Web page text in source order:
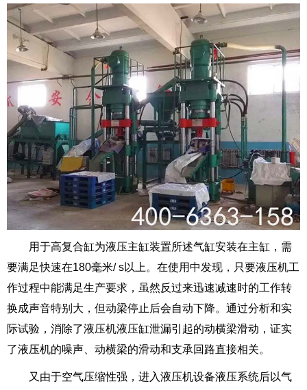
用于高复合缸为液压主缸装置所述气缸安装在主缸，需
要满足快速在180毫米/ s以上。在使用中发现，只要液压机工
作过程中能满足生产要求，虽然反过来迅速减速时的工作转
换成声音特别大，但动梁停止后会自动下降。通过分析和实
际试验，消除了液压机液压缸泄漏引起的动横梁滑动，证实
了液压机的噪声、动横梁的滑动和支承回路直接相关。
又由于空气压缩性强，进入液压机设备液压系统后以气